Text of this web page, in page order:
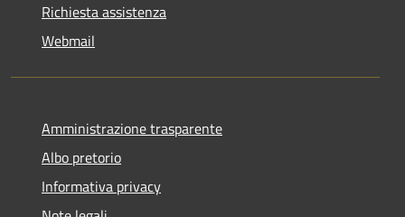
Richiesta assistenza
Webmail
Amministrazione trasparente
Albo pretorio
Informativa privacy